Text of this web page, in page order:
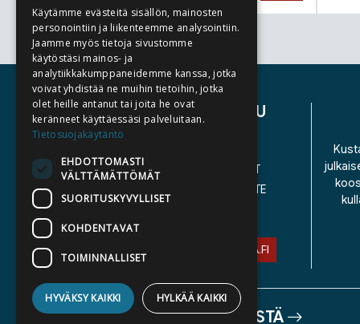
Tuoteluettelon loppu
ASIAKASPALVELU
YLEISET TOIMITUSEHDOT
SAAVUTETTAVUUSSELOSTE
ASIAKASPALVELU@STORIA.FI
TIETOA MEISTÄ
Käytämme evästeitä sisällön, mainosten
personointiin ja liikenteemme analysointiin.
Jaamme myös tietoja sivustomme
käytöstäsi mainos- ja
analytiikkakumppaneidemme kanssa, jotka
voivat yhdistää ne muihin tietoihin, jotka
olet heille antanut tai joita he ovat
keränneet käyttäessäsi palveluitaan.
Tietosuojakäytäntö
EHDOTTOMASTI
VÄLTTÄMÄTTÖMÄT
SUORITUSKYVYLLISET
KOHDENTAVAT
TOIMINNALLISET
HYVÄKSY KAIKKI HYLKÄÄ KAIKKI